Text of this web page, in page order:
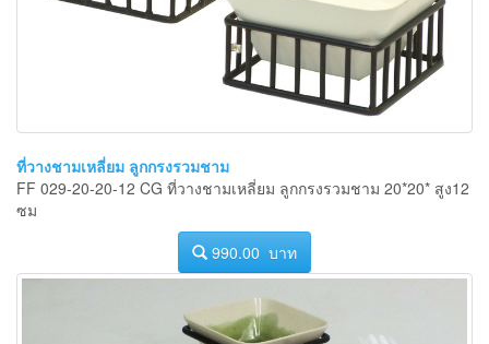
ที่วางชามเหลี่ยม ลูกกรงรวมชาม
FF 029-20-20-12 CG ที่วางชามเหลี่ยม ลูกกรงรวมชาม 20*20* สูง12
ซม
990.00 บาท